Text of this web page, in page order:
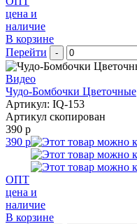
цена и
наличие
В корзине
Перейти
-
Видео
Чудо-Бомбочки Цветочные
Артикул: IQ-153
Артикул скопирован
390 р
390 р
ОПТ
цена и
наличие
В корзине